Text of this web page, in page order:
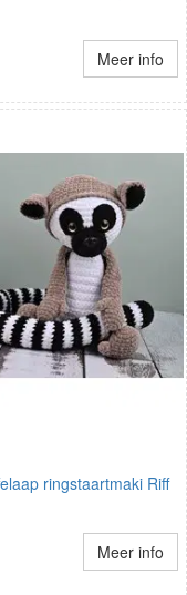
Meer info
ringstaartmaki Riff
Meer info